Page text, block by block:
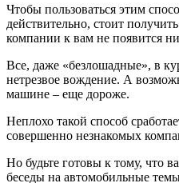
Чтобы пользоваться этим
действительно, стоит
компании к вам не появится
Все, даже «безлошадные», в
нетрезвое вождение. А
машине – еще дороже.
Неплохо такой способ
совершенно незнакомых
Но будьте готовы к тому, что
беседы на автомобильные